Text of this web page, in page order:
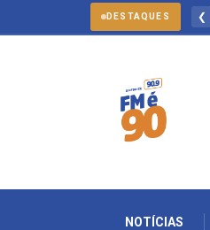
DESTAQUES ❮
forças policiais se mobilizam para
NOTÍCIAS